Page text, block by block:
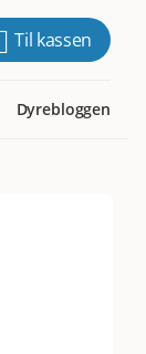
Til kassen
Dyrebloggen